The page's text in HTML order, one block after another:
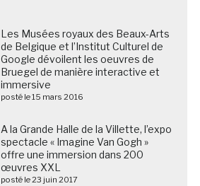
Les Musées royaux des Beaux-Arts
de Belgique et l’Institut Culturel de
Google dévoilent les oeuvres de
Bruegel de manière interactive et
immersive
posté le 15 mars 2016
A la Grande Halle de la Villette, l’expo
spectacle « Imagine Van Gogh »
offre une immersion dans 200
œuvres XXL
posté le 23 juin 2017